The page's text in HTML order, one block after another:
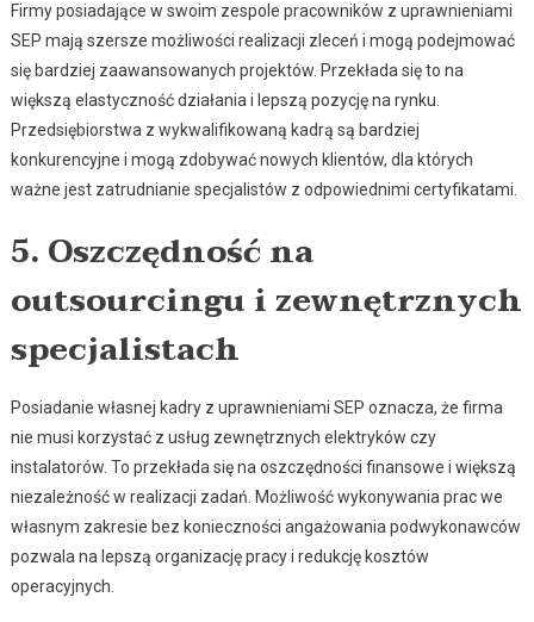
Firmy posiadające w swoim zespole pracowników z uprawnieniami
SEP mają szersze możliwości realizacji zleceń i mogą podejmować
się bardziej zaawansowanych projektów. Przekłada się to na
większą elastyczność działania i lepszą pozycję na rynku.
Przedsiębiorstwa z wykwalifikowaną kadrą są bardziej
konkurencyjne i mogą zdobywać nowych klientów, dla których
ważne jest zatrudnianie specjalistów z odpowiednimi certyfikatami.
5. Oszczędność na
outsourcingu i zewnętrznych
specjalistach
Posiadanie własnej kadry z uprawnieniami SEP oznacza, że firma
nie musi korzystać z usług zewnętrznych elektryków czy
instalatorów. To przekłada się na oszczędności finansowe i większą
niezależność w realizacji zadań. Możliwość wykonywania prac we
własnym zakresie bez konieczności angażowania podwykonawców
pozwala na lepszą organizację pracy i redukcję kosztów
operacyjnych.